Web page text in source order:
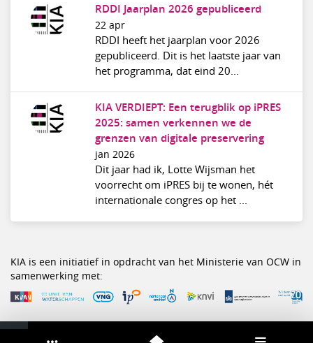
RDDI Jaarplan 2026 gepubliceerd
22 apr
RDDI heeft het jaarplan voor 2026
gepubliceerd. Dit is het laatste jaar van
het programma, dat eind 20...
KIA VERDIEPT: Een terugblik op iPRES
2025: samen verkennen we de
grenzen van digitale preservering
jan 2026
Dit jaar had ik, Lotte Wijsman het
voorrecht om iPRES bij te wonen, hét
internationale congres op het ...
KIA is een initiatief in opdracht van het Ministerie van OCW in
samenwerking met: